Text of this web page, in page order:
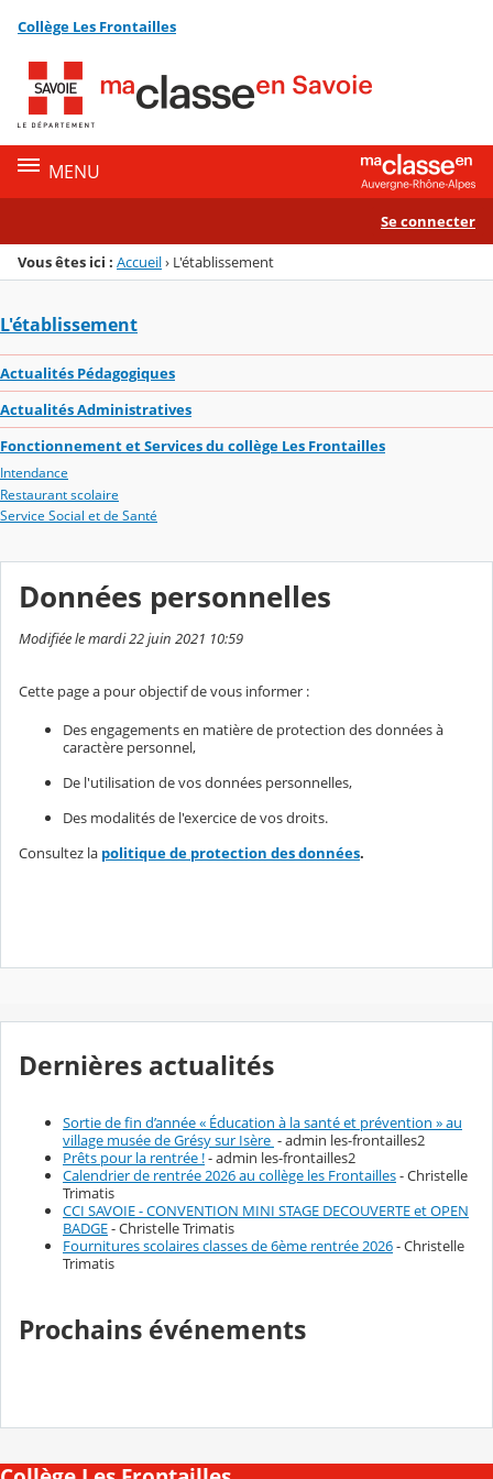
Menu de la rubrique
Contenu
Collège Les Frontailles
MENU
Se connecter
Vous êtes ici : Accueil› L'établissement
L'établissement
Actualités Pédagogiques
Actualités Administratives
Fonctionnement et Services du collège Les Frontailles
Intendance
Restaurant scolaire
Service Social et de Santé
Données personnelles
Modifiée le mardi 22 juin 2021 10:59
Cette page a pour objectif de vous informer :
Des engagements en matière de protection des données à
caractère personnel,
De l'utilisation de vos données personnelles,
Des modalités de l'exercice de vos droits.
Consultez la politique de protection des données.
Dernières actualités
Sortie de fin d’année « Éducation à la santé et prévention » au
village musée de Grésy sur Isère - admin les-frontailles2
Prêts pour la rentrée !- admin les-frontailles2
Calendrier de rentrée 2026 au collège les Frontailles- Christelle
Trimatis
CCI SAVOIE - CONVENTION MINI STAGE DECOUVERTE et OPEN
BADGE- Christelle Trimatis
Fournitures scolaires classes de 6ème rentrée 2026- Christelle
Trimatis
Prochains événements